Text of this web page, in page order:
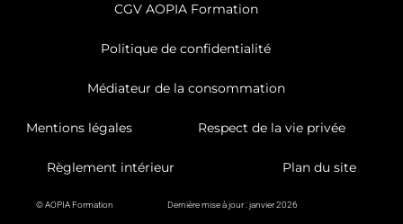
CGV AOPIA Formation
Politique de confidentialité
Médiateur de la consommation
Mentions légales Respect de la vie privée
Règlement intérieur Plan du site
© AOPIA Formation Dernière mise à jour : janvier 2026